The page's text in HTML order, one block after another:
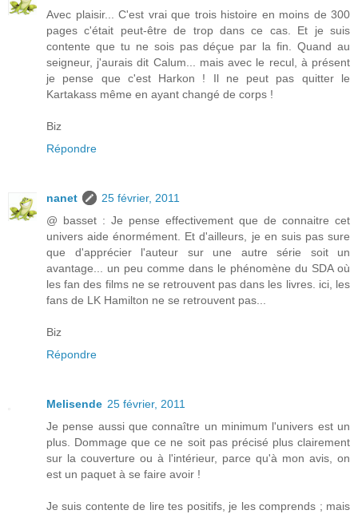
Avec plaisir... C'est vrai que trois histoire en moins de 300
pages c'était peut-être de trop dans ce cas. Et je suis
contente que tu ne sois pas déçue par la fin. Quand au
seigneur, j'aurais dit Calum... mais avec le recul, à présent
je pense que c'est Harkon ! Il ne peut pas quitter le
Kartakass même en ayant changé de corps !
Biz
Répondre
nanet
25 février, 2011
@ basset : Je pense effectivement que de connaitre cet
univers aide énormément. Et d'ailleurs, je en suis pas sure
que d'apprécier l'auteur sur une autre série soit un
avantage... un peu comme dans le phénomène du SDA où
les fan des films ne se retrouvent pas dans les livres. ici, les
fans de LK Hamilton ne se retrouvent pas...
Biz
Répondre
Melisende 25 février, 2011
Je pense aussi que connaître un minimum l'univers est un
plus. Dommage que ce ne soit pas précisé plus clairement
sur la couverture ou à l'intérieur, parce qu'à mon avis, on
est un paquet à se faire avoir !
Je suis contente de lire tes positifs, je les comprends ; mais